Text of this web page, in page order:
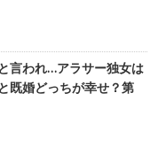
言われ…アラサー独女は
既婚どっちが幸せ？第